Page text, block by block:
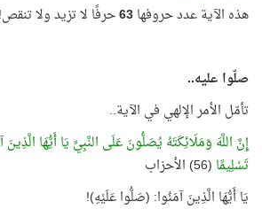
هذه الآية عدد حروفها63حرفًا لا تزيد ولا تنقص!
صلّوا عليه..
تأمّل الأمر الإلهي في الآية..
إِنَّ اللَّهَ وَمَلَائِكَتَهُ يُصَلُّونَ عَلَى النَّبِيِّ يَا أَيُّهَا
تَسْلِيمًا (56) الأحزاب
يَا أَيُّهَا الَّذِينَ آمَنُوا: (صَلُّوا عَلَيْهِ)!